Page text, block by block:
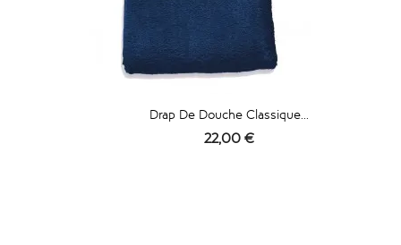
Drap De Douche Classique...
Prix
22,00 €